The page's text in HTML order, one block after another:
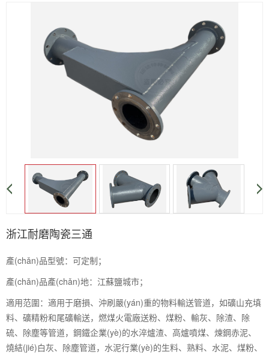
浙江耐磨陶瓷三通
產(chǎn)品型號：可定制；
產(chǎn)品產(chǎn)地：江蘇鹽城市；
適用范圍：適用于磨損、沖刷嚴(yán)重的物料輸送管道，如礦山充填
料、礦精粉和尾礦輸送，燃煤火電廠送粉、煤粉、輸灰、除渣、除
硫、除塵等管道，鋼鐵企業(yè)的水淬爐渣、高爐噴煤、煉鋼赤泥、
燒結(jié)白灰、除塵管道，水泥行業(yè)的生料、熟料、水泥、煤粉、